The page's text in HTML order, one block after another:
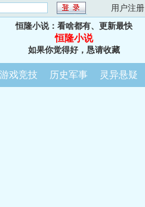
用户注册
恒隆小说：看啥都有、更新最快
恒隆小说
如果你觉得好，恳请收藏
游戏竞技 历史军事 灵异悬疑